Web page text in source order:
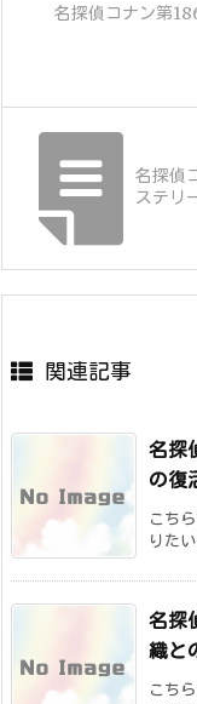
名探偵コナン第
名探偵
ステリ
関連記事
名探
の復
こち
りた
名探
織と
こち